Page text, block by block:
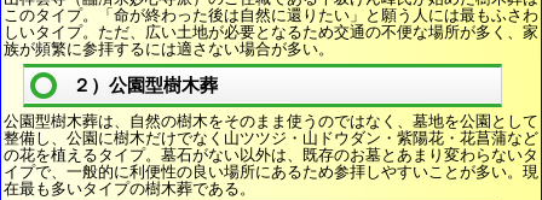
このタイプ。「命が終わった後は自然に還りたい」と願う人には最もふさわ
しいタイプ。ただ、広い土地が必要となるため交通の不便な場所が多く、家
族が頻繁に参拝するには適さない場合が多い。
２）公園型樹木葬
公園型樹木葬は、自然の樹木をそのまま使うのではなく、墓地を公園として
整備し、公園に樹木だけでなく山ツツジ・山ドウダン・紫陽花・花菖蒲など
の花を植えるタイプ。墓石がない以外は、既存のお墓とあまり変わらないタ
イプで、一般的に利便性の良い場所にあるため参拝しやすいことが多い。現
在最も多いタイプの樹木葬である。